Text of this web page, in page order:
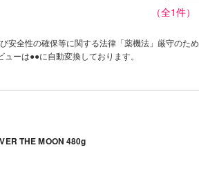
（全1件）
安全性の確保等に関する法律「薬機法」厳守のため
ーは●●に自動変換しております。
THE MOON 480g